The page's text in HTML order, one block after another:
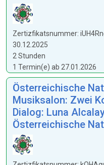
Zertizfikatsnummer:
30.12.2025
2 Stunden
1 Termin(e) ab 27.01.2026
Österreichische
Musiksalon: Zwei
Dialog: Luna
Österreichische